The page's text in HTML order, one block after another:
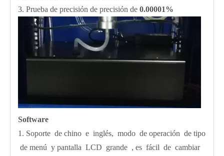
3. Prueba de precisión de precisión de 0.00001%
Software
1. Soporte de chino e inglés, modo de operación de tipo
de menú y pantalla LCD grande , es fácil de cambiar